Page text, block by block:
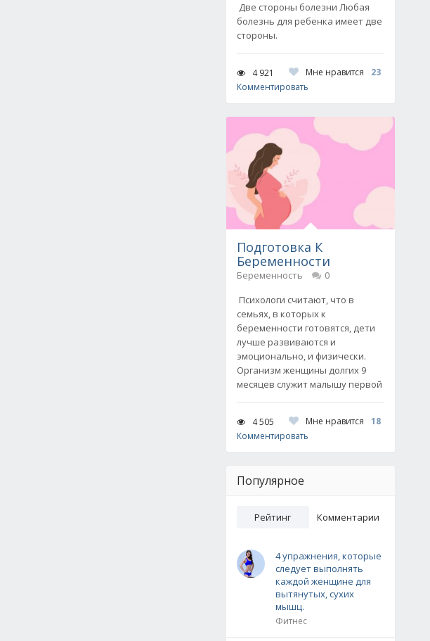
Две стороны болезни Любая
болезнь для ребенка имеет две
стороны.
4 921 Мне нравится
23
Комментировать
Подготовка К
Беременности
Беременность
0
Психологи считают, что в
семьях, в которых к
беременности готовятся, дети
лучше развиваются и
эмоционально, и физически.
Организм женщины долгих 9
месяцев служит малышу первой
4 505 Мне нравится
18
Комментировать
Популярное
Рейтинг Комментарии
4 упражнения, которые
следует выполнять
каждой женщине для
вытянутых, сухих
мышц.
Фитнес